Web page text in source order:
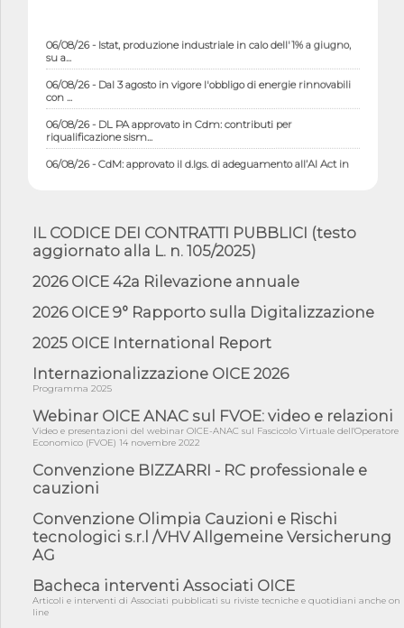
06/08/26 - Istat, produzione industriale in calo dell'1% a giugno,
su a...
06/08/26 - Dal 3 agosto in vigore l'obbligo di energie rinnovabili
con ...
06/08/26 - DL PA approvato in Cdm: contributi per
riqualificazione sism...
06/08/26 - CdM: approvato il d.lgs. di adeguamento all’AI Act in
mate...
05/08/26 - DL Infrastrutture e PNRR è legge: approvata oggi la
fiducia...
05/08/26 - Focus OICE sul DDL di riforma della responsabilità
05/08/26 - Anac: pubblicata la Relazione illustrativa al Bando tipo
Professioni ...
di Reg...
05/08/26 - Lettera OICE per il bando della Giunta Regionale della
Campa...
04/08/26 - DL PA: previste cancellazioni da elenchi professionisti
per ...
04/08/26 - International Sustainable Buildings Competition -
COP31, An...
04/08/26 - CdS, project financing: progetto di fattibilità da
04/08/26 - Rapporto Anac corruzione 2020-2026: procedimenti
penali per ...
IL CODICE DEI CONTRATTI PUBBLICI (testo
aggiornato alla L. n. 105/2025)
2026 OICE 42a Rilevazione annuale
2026 OICE 9° Rapporto sulla Digitalizzazione
2025 OICE International Report
Internazionalizzazione OICE 2026
Programma 2025
Webinar OICE ANAC sul FVOE: video e relazioni
Video e presentazioni del webinar OICE-ANAC sul Fascicolo Virtuale dell'Operatore
Economico (FVOE) 14 novembre 2022
Convenzione BIZZARRI - RC professionale e
cauzioni
Convenzione Olimpia Cauzioni e Rischi
tecnologici s.r.l /VHV Allgemeine Versicherung
AG
Bacheca interventi Associati OICE
Articoli e interventi di Associati pubblicati su riviste tecniche e quotidiani anche on
line